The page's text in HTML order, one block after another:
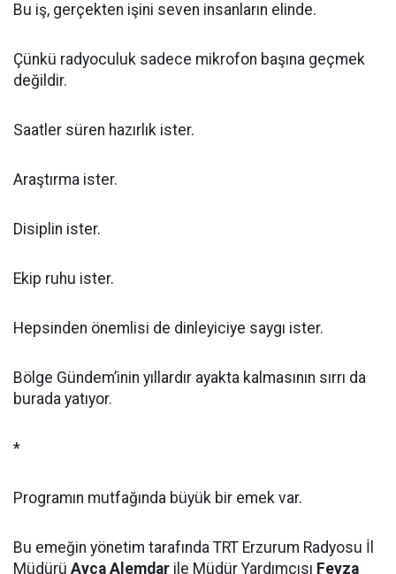
Bu iş, gerçekten işini seven insanların elinde.
Çünkü radyoculuk sadece mikrofon başına geçmek
değildir.
Saatler süren hazırlık ister.
Araştırma ister.
Disiplin ister.
Ekip ruhu ister.
Hepsinden önemlisi de dinleyiciye saygı ister.
Bölge Gündem’inin yıllardır ayakta kalmasının sırrı da
burada yatıyor.
*
Programın mutfağında büyük bir emek var.
Bu emeğin yönetim tarafında TRT Erzurum Radyosu İl
Müdürü Ayça Alemdar ile Müdür Yardımcısı Feyza